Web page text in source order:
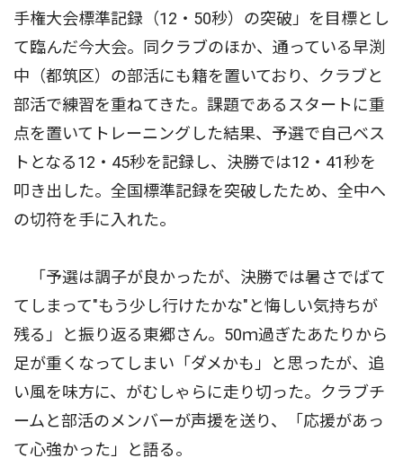
手権大会標準記録（12・50秒）の突破」を目標とし
て臨んだ今大会。同クラブのほか、通っている早渕
中（都筑区）の部活にも籍を置いており、クラブと
部活で練習を重ねてきた。課題であるスタートに重
点を置いてトレーニングした結果、予選で自己ベス
トとなる12・45秒を記録し、決勝では12・41秒を
叩き出した。全国標準記録を突破したため、全中へ
の切符を手に入れた。
「予選は調子が良かったが、決勝では暑さでばて
てしまって"もう少し行けたかな"と悔しい気持ちが
残る」と振り返る東郷さん。50ｍ過ぎたあたりから
足が重くなってしまい「ダメかも」と思ったが、追
い風を味方に、がむしゃらに走り切った。クラブチ
ームと部活のメンバーが声援を送り、「応援があっ
て心強かった」と語る。